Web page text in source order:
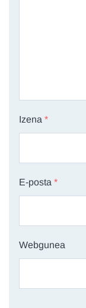
Izena *
E-posta *
Webgunea